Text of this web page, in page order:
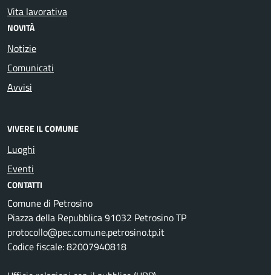
Vita lavorativa
NOVITÀ
Notizie
Comunicati
Avvisi
VIVERE IL COMUNE
Luoghi
Eventi
CONTATTI
Comune di Petrosino
Piazza della Repubblica 91032 Petrosino TP
protocollo@pec.comune.petrosino.tp.it
Codice fiscale: 82007940818